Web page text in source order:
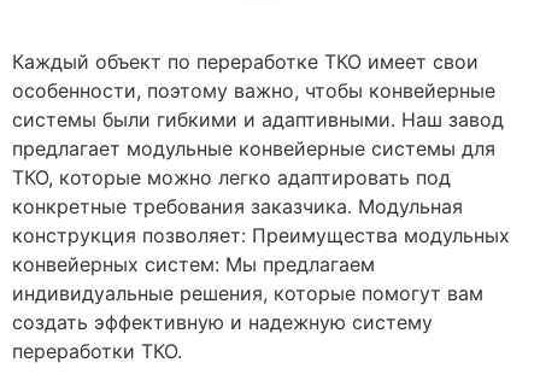
Каждый объект по переработке ТКО имеет свои
особенности, поэтому важно, чтобы конвейерные
системы были гибкими и адаптивными. Наш завод
предлагает модульные конвейерные системы для
ТКО, которые можно легко адаптировать под
конкретные требования заказчика. Модульная
конструкция позволяет: Преимущества модульных
конвейерных систем: Мы предлагаем
индивидуальные решения, которые помогут вам
создать эффективную и надежную систему
переработки ТКО.